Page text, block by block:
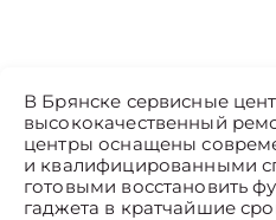
В Брянске сервисные
высококачественный
центры оснащены
и квалифицированными
готовыми восстановить
гаджета в кратчайшие